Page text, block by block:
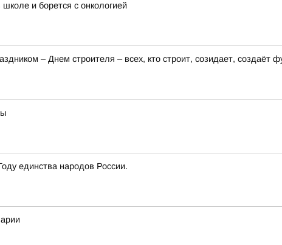
и борется с онкологией
– Днем строителя – всех, кто строит, созидает, создаёт
единства народов России.